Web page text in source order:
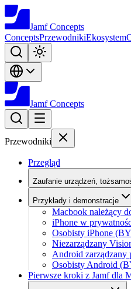
Jamf Concepts
ConceptsPrzewodnikiEkosystem
Jamf Concepts
Przewodniki
Przegląd
Zaufanie urządzeń,
Przykłady i demonstracje
Macbook należący
iPhone w
Osobisty iPhone
Niezarządzany
Android zarządzany
Osobisty Android
Pierwsze kroki z Jamf dla